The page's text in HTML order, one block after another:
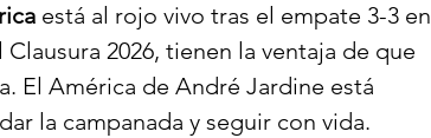
está al rojo vivo tras el empate 3-3 en
2026, tienen la ventaja de que
El América de André Jardine está
la campanada y seguir con vida.